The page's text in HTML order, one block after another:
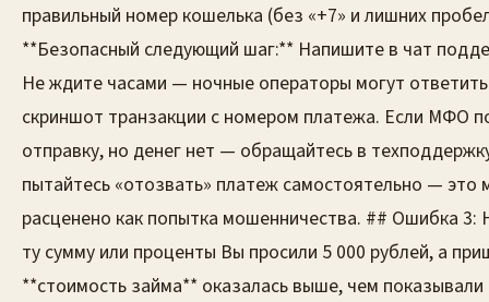
правильный номер кошелька (без «+7» и лишних
**Безопасный следующий шаг:** Напишите в чат
Не ждите часами — ночные операторы могут
скриншот транзакции с номером платежа. Если МФО
отправку, но денег нет — обращайтесь в
пытайтесь «отозвать» платеж самостоятельно — это
расценено как попытка мошенничества. ## Ошибка 3:
ту сумму или проценты Вы просили 5 000 рублей, а
**стоимость займа** оказалась выше, чем показывали